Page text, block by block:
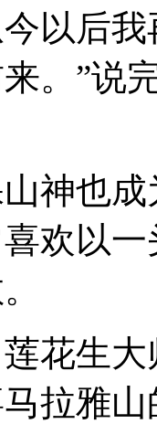
以后
。”说
神也
欢以
花生
拉雅